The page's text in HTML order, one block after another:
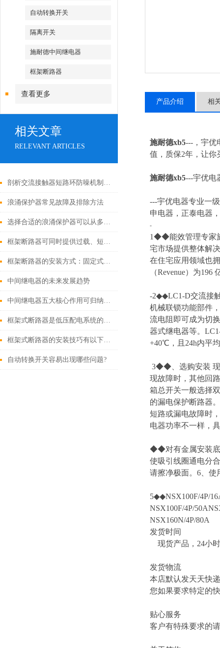
自动转换开关
隔离开关
施耐德中间继电器
框架断路器
查看更多
相关文章
RELEVANT ARTICLES
剖析交流接触器短路环防噪机制与电气安全操作红线
浪涌保护器常见故障及排除方法
选择合适的浪涌保护器可以从多个角度探讨
框架断路器可同时提供过载、短路、漏电保护功能
框架断路器的安装方式：固定式，插入式，抽出式
中间继电器的未来发展趋势
中间继电器五大核心作用可归纳如下
框架式断路器是低压配电系统的核心保护设备
框架式断路器的安装技巧有以下这些
自动转换开关容易出现哪些问题?
产品介绍 相
施耐德xb5---，宇优
值，质保2年，让你
施耐德xb5---宇优电
---宇优电器专业一
申电器，正泰电器
-
1◆◆能效管理专家
宅市场提供整体解
在住宅应用领域也
（Revenue）为
-2◆◆LC1-D交流接
机械联锁功能部件
流电阻即可成为切
器式继电器等。
+40℃，且24h内平
3◆◆、选购安装 现
现故障时，其他回
箱总开关一般选择
的漏电保护断路器
短路或漏电故障时
电器功率不一样，
◆◆对有金属安装底
使吸引线圈通电分
请擦净极面。6、使
5◆◆NSX100F/4P/
NSX100F/4P/
NSX160N/4P/80A
发货时间
现货产品，24小
发货物流
本店默认发天天快
您如果要求特定的
贴心服务
客户有特殊要求的